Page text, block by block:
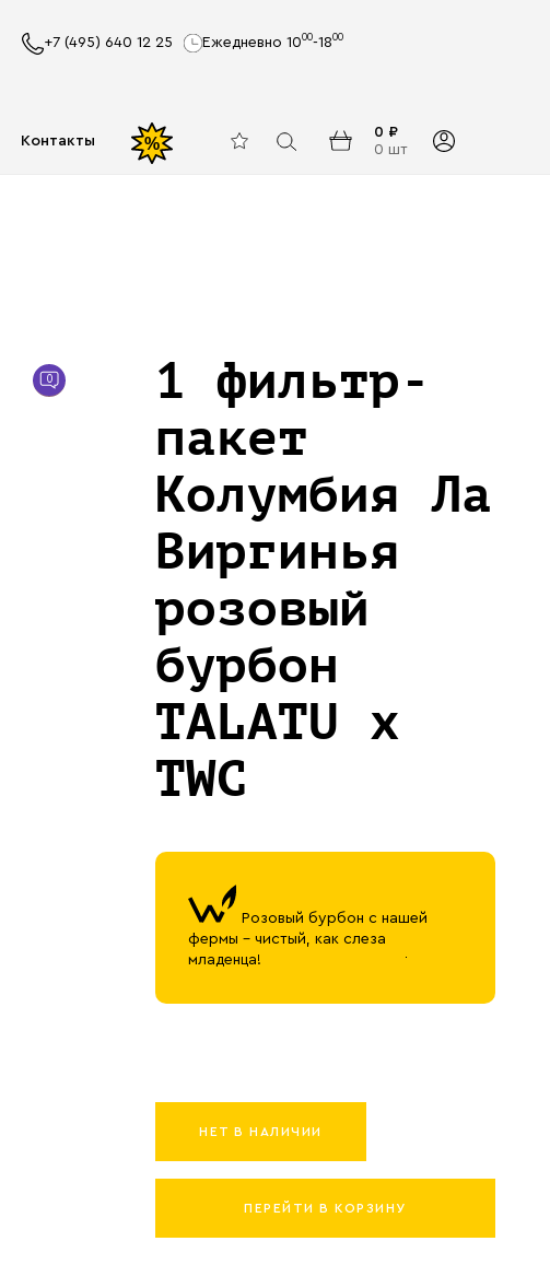
+7 (495) 640 12 25 Ежедневно 1000-1800
Контакты %
0 ₽
0 шт
0
1 фильтр-
пакет
Колумбия Ла
Виргинья
розовый
бурбон
TALATU x
TWC
Розовый бурбон с нашей
фермы - чистый, как слеза
младенца!
НЕТ В НАЛИЧИИ
ПЕРЕЙТИ В КОРЗИНУ